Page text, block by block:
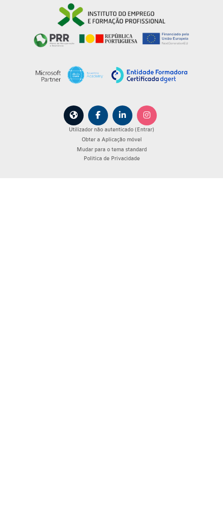
Utilizador não autenticado (Entrar)
Obter a Aplicação móvel
Mudar para o tema standard
Política de Privacidade